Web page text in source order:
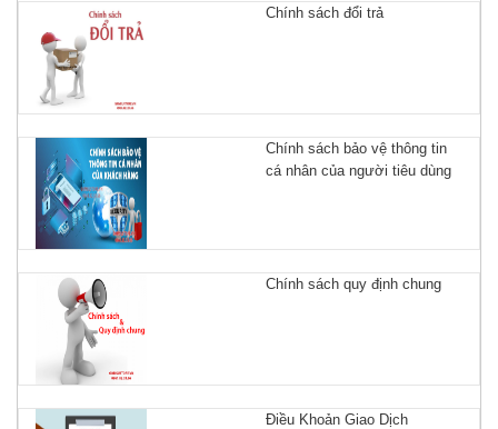
Chính sách đổi trả
Chính sách bảo vệ thông tin
cá nhân của người tiêu dùng
Chính sách quy định chung
Điều Khoản Giao Dịch